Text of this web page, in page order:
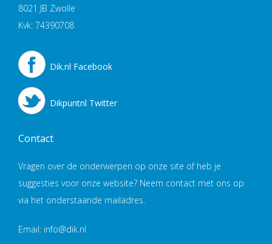
8021 JB Zwolle
Kvk: 74390708
Dik.nl Facebook
Dikpuntnl Twitter
Contact
Vragen over de onderwerpen op onze site of heb je
suggesties voor onze website? Neem contact met ons op
via het onderstaande mailadres.
Email: info@dik.nl